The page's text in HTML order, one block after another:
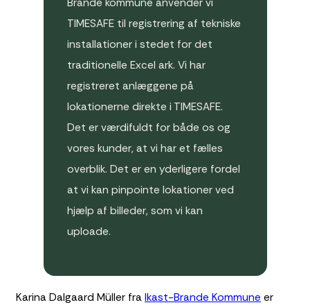
Brande kommune anvender vi
TIMESAFE til registrering af tekniske
installationer i stedet for det
traditionelle Excel ark. Vi har
registreret anlæggene på
lokationerne direkte i TIMESAFE.
Det er værdifuldt for både os og
vores kunder, at vi har et fælles
overblik. Det er en yderligere fordel
at vi kan pinpointe lokationer ved
hjælp af billeder, som vi kan
uploade.
Karina Dalgaard Müller fra Ikast-Brande Kommune er